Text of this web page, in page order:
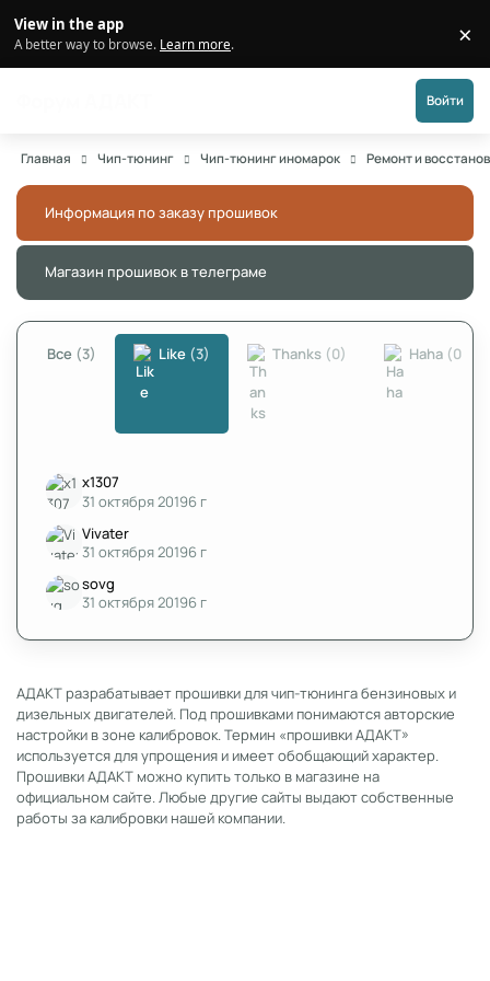
View in the app
A better way to browse. Learn more. ×
Войти
Главная Чип-тюнинг Чип-тюнинг иномарок Ремонт и
Информация по заказу прошивок
Магазин прошивок в телеграме
Все (3) Like (3) Thanks (0) Haha (0)
x1307
31 октября 20196 г
Vivater
31 октября 20196 г
sovg
31 октября 20196 г
АДАКТ разрабатывает прошивки для чип-тюнинга бензиновых и
дизельных двигателей. Под прошивками понимаются авторские
настройки в зоне калибровок. Термин «прошивки АДАКТ»
используется для упрощения и имеет обобщающий характер.
Прошивки АДАКТ можно купить только в магазине на
официальном сайте. Любые другие сайты выдают собственные
работы за калибровки нашей компании.